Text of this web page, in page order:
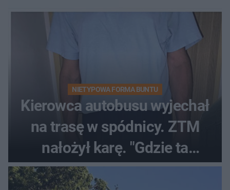
NIETYPOWA FORMA BUNTU
Kierowca autobusu wyjechał
na trasę w spódnicy. ZTM
nałożył karę. "Gdzie ta
tolerancja?"